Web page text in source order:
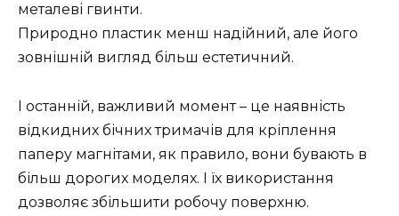
металеві гвинти.
Природно пластик менш надійний, але його
зовнішній вигляд більш естетичний.
І останній, важливий момент – це наявність
відкидних бічних тримачів для кріплення
паперу магнітами, як правило, вони бувають в
більш дорогих моделях. І їх використання
дозволяє збільшити робочу поверхню.